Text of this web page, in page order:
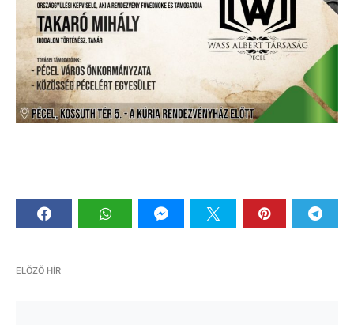
ELŐZŐ HÍR